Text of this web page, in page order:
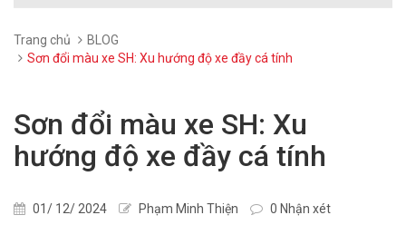
Trang chủ
BLOG
Sơn đổi màu xe SH: Xu hướng độ xe đầy cá tính
Sơn đổi màu xe SH: Xu
hướng độ xe đầy cá tính
01/ 12/ 2024 Phạm Minh Thiện 0 Nhận xét